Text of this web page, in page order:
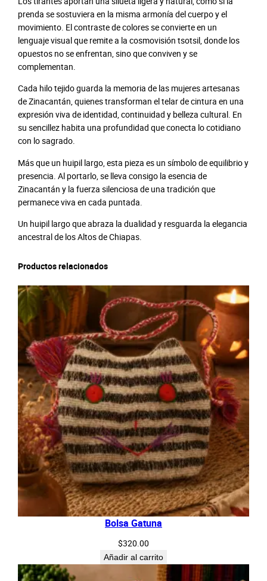
a
c
a
n
t
á
c
a
n
t
i
d
a
d
prenda se sostuviera en la misma armonía del cuerpo y el
movimiento. El contraste de colores se convierte en un
lenguaje visual que remite a la cosmovisión tsotsil, donde los
opuestos no se enfrentan, sino que conviven y se
complementan.
Cada hilo tejido guarda la memoria de las mujeres artesanas
de Zinacantán, quienes transforman el telar de cintura en una
expresión viva de identidad, continuidad y belleza cultural. En
su sencillez habita una profundidad que conecta lo cotidiano
con lo sagrado.
Más que un huipil largo, esta pieza es un símbolo de equilibrio y
presencia. Al portarlo, se lleva consigo la esencia de
Zinacantán y la fuerza silenciosa de una tradición que
permanece viva en cada puntada.
Un huipil largo que abraza la dualidad y resguarda la elegancia
ancestral de los Altos de Chiapas.
Productos relacionados
Bolsa Gatuna
$320.00
Añadir al carrito